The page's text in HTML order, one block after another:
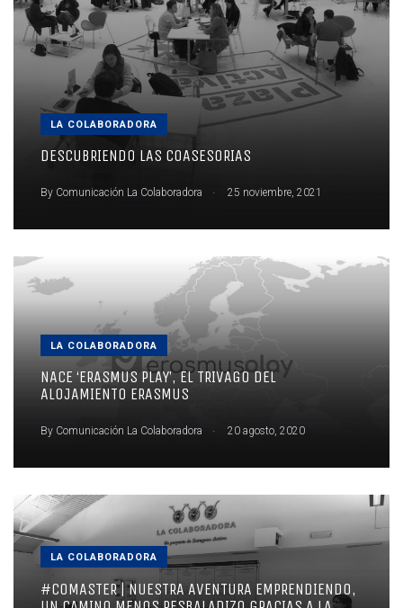
LA COLABORADORA
DESCUBRIENDO LAS COASESORIAS
By Comunicación La Colaboradora 25 noviembre, 2021
LA COLABORADORA
NACE ‘ERASMUS PLAY’, EL TRIVAGO DEL
ALOJAMIENTO ERASMUS
By Comunicación La Colaboradora 20 agosto, 2020
LA COLABORADORA
#COMASTER | NUESTRA AVENTURA EMPRENDIENDO,